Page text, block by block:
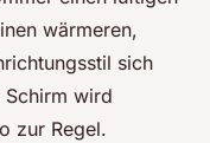
wärmeren,
sich
wird
zur Regel.